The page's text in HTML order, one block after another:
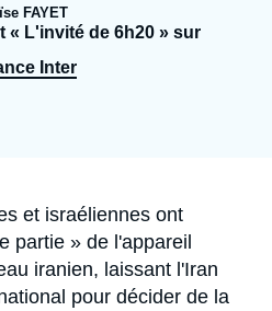
connecter
FAYET
« L'invité de 6h20 » sur
Inter
et israéliennes ont
partie » de l'appareil
iranien, laissant l'Iran
pour décider de la